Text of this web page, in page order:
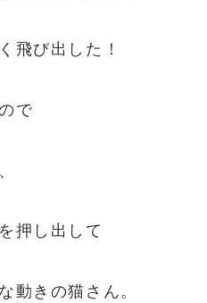
飛び出した！
で
押し出して
動きの猫さん。